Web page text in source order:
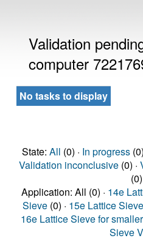
Validation
computer
No tasks to display
State: All (0) · In progress
Validation inconclusive(0) ·
(0)
Application: All (0) · 14e
Sieve (0) · 15e Lattice
16e Lattice Sieve for
Sieve